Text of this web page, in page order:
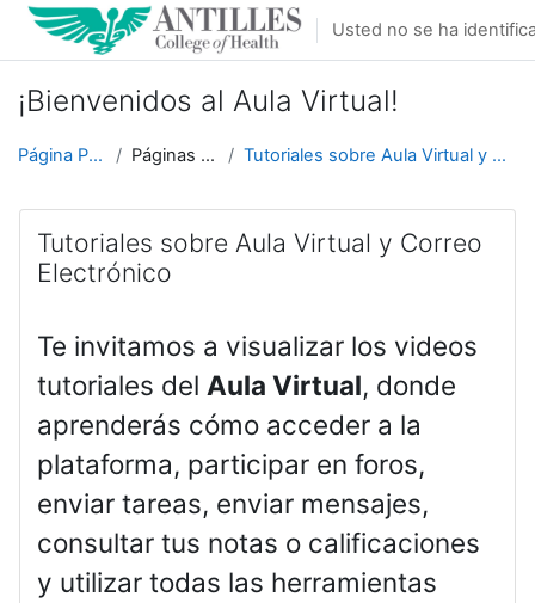
Salta al contenido principal
Usted no se ha
¡Bienvenidos al Aula Virtual!
Página Principal Páginas del sitio Tutoriales sobre Aula Virtual y Correo Electrónico
Tutoriales sobre Aula Virtual y Correo
Electrónico
Te invitamos a visualizar los videos
tutoriales del Aula Virtual, donde
aprenderás cómo acceder a la
plataforma, participar en foros,
enviar tareas, enviar mensajes,
consultar tus notas o calificaciones
y utilizar todas las herramientas